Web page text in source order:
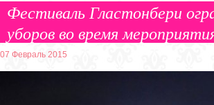
Фестиваль Гластонбери
уборов во время
07 Февраль 2015